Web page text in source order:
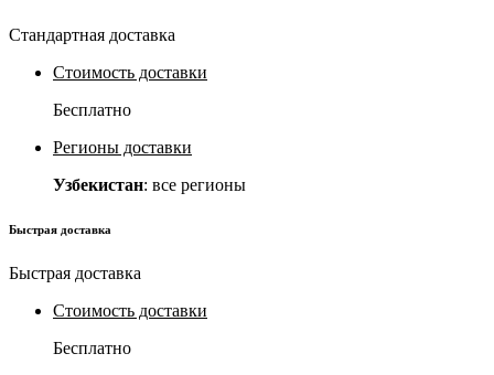
Стандартная доставка
Стоимость доставки
Бесплатно
Регионы доставки
Узбекистан: все регионы
Быстрая доставка
Быстрая доставка
Стоимость доставки
Бесплатно